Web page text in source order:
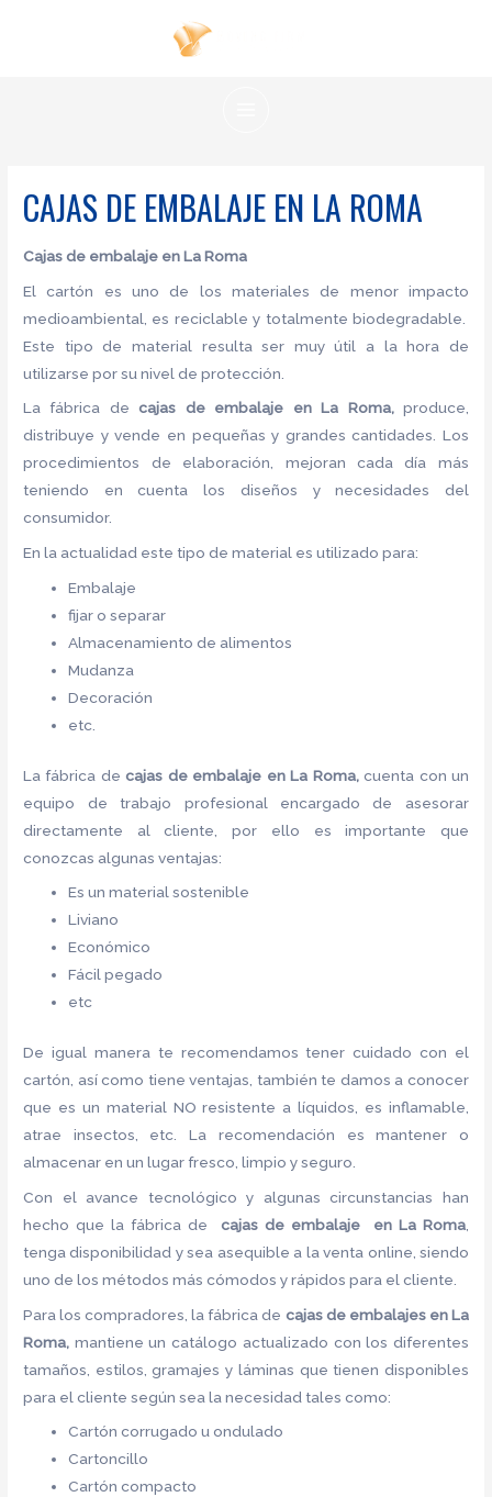
CAJAS DE EMBALAJE EN LA ROMA
Cajas de embalaje en La Roma
El cartón es uno de los materiales de menor impacto
medioambiental, es reciclable y totalmente biodegradable.
Este tipo de material resulta ser muy útil a la hora de
utilizarse por su nivel de protección.
La fábrica decajas de embalaje en La Roma,produce,
distribuye y vende en pequeñas y grandes cantidades. Los
procedimientos de elaboración, mejoran cada día más
teniendo en cuenta los diseños y necesidades del
consumidor.
En la actualidad este tipo de material es utilizado para:
Embalaje
fijar o separar
Almacenamiento de alimentos
Mudanza
Decoración
etc.
La fábrica decajas de embalaje en La Roma,cuenta con un
equipo de trabajo profesional encargado de asesorar
directamente al cliente, por ello es importante que
conozcas algunas ventajas:
Es un material sostenible
Liviano
Económico
Fácil pegado
etc
De igual manera te recomendamos tener cuidado con el
cartón, así como tiene ventajas, también te damos a conocer
que es un material NO resistente a líquidos, es inflamable,
atrae insectos, etc. La recomendación es mantener o
almacenar en un lugar fresco, limpio y seguro.
Con el avance tecnológico y algunas circunstancias han
hecho que la fábrica de cajas de embalaje en La Roma,
tenga disponibilidad y sea asequible a la venta online, siendo
uno de los métodos más cómodos y rápidos para el cliente.
Para los compradores, la fábrica de cajas de embalajes en La
Roma, mantiene un catálogo actualizado con los diferentes
tamaños, estilos, gramajes y láminas que tienen disponibles
para el cliente según sea la necesidad tales como:
Cartón corrugado u ondulado
Cartoncillo
Cartón compacto